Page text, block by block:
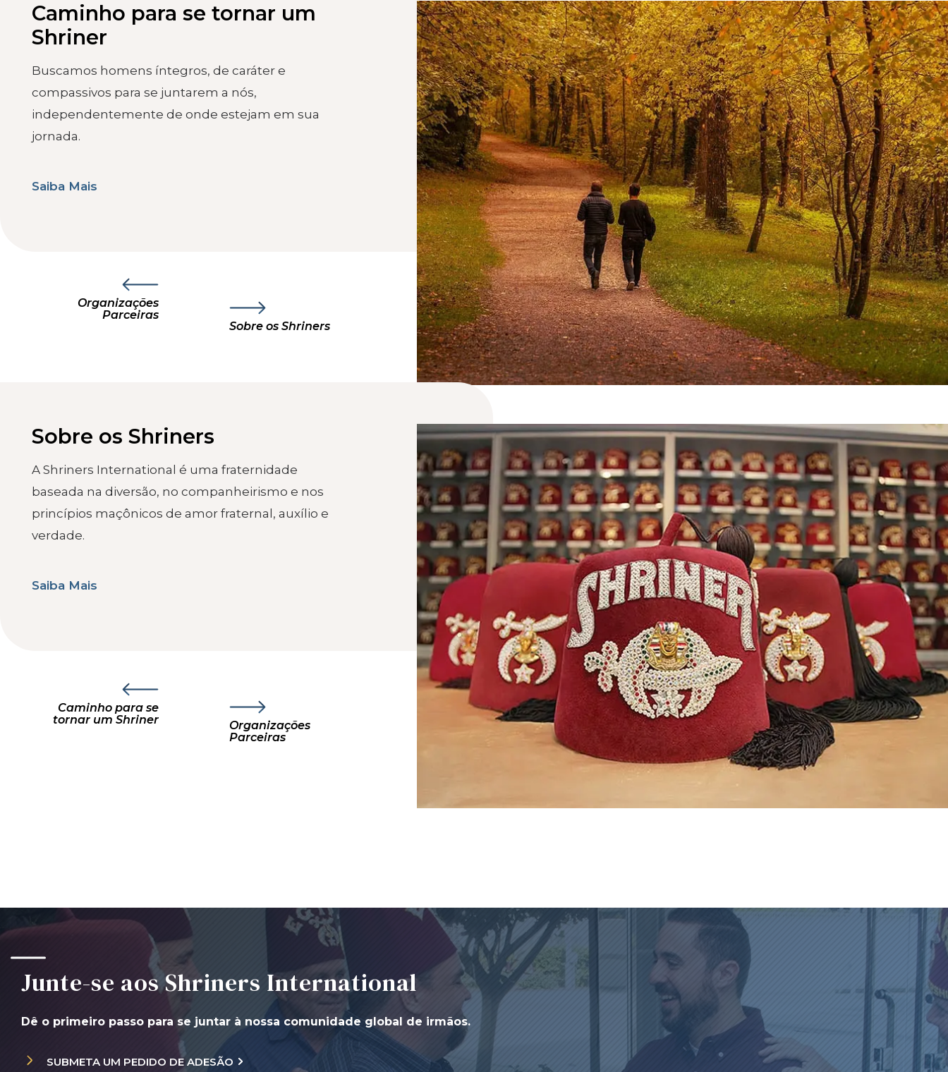
Caminho para se tornar um
Shriner
Buscamos homens íntegros, de caráter e
compassivos para se juntarem a nós,
independentemente de onde estejam em sua
jornada.
Saiba Mais
Organizações
Parceiras
Sobre os Shriners
Sobre os Shriners
A Shriners International é uma fraternidade
baseada na diversão, no companheirismo e nos
princípios maçônicos de amor fraternal, auxílio e
verdade.
Saiba Mais
Caminho para se
tornar um Shriner
Organizações
Parceiras
Junte-se aos Shriners International
Dê o primeiro passo para se juntar à nossa comunidade global de irmãos.
SUBMETA UM PEDIDO DE ADESÃO